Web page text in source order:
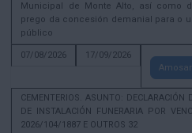
Municipal de Monte Alto, así como
prego da concesión demanial para o
público
07/08/2026
17/09/2026
Amosar
CEMENTERIOS. ASUNTO: DECLARACIÓN
DE INSTALACIÓN FUNERARIA POR
2026/104/1887 E OUTROS 32